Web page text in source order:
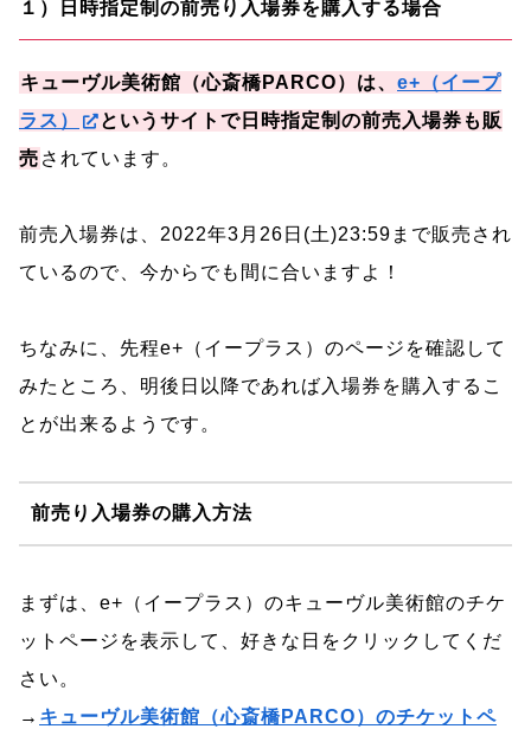
１）日時指定制の前売り入場券を購入する場合
キューヴル美術館（心斎橋PARCO）は、 e+（イープ
ラス）
というサイトで日時指定制の前売入場券も販
売 されています。
前売入場券は、2022年3月26日(土)23:59まで販売され
ているので、今からでも間に合いますよ！
ちなみに、先程e+（イープラス）のページを確認して
みたところ、明後日以降であれば入場券を購入するこ
とが出来るようです。
前売り入場券の購入方法
まずは、e+（イープラス）のキューヴル美術館のチケ
ットページを表示して、好きな日をクリックしてくだ
さい。
→ キューヴル美術館（心斎橋PARCO）のチケットペ